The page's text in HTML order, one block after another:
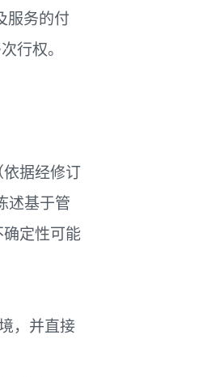
服务的付
行权。
据经修订
述基于管
定性可能
，并直接